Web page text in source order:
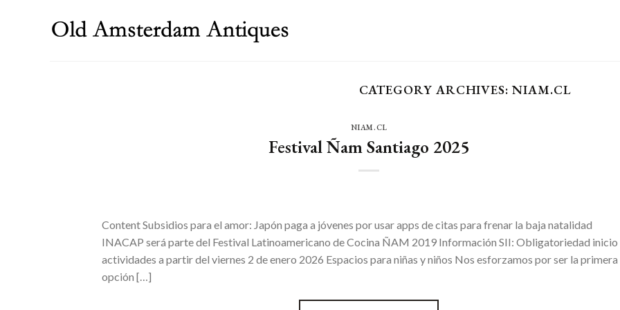
CATEGORY ARCHIVES:NIAM.CL
NIAM.CL
Festival Ñam Santiago 2025
Content Subsidios para el amor: Japón paga a jóvenes por usar apps de citas para frenar la baja natalidad
INACAP será parte del Festival Latinoamericano de Cocina ÑAM 2019 Información SII: Obligatoriedad inicio
actividades a partir del viernes 2 de enero 2026 Espacios para niñas y niños Nos esforzamos por ser la primera
opción […]